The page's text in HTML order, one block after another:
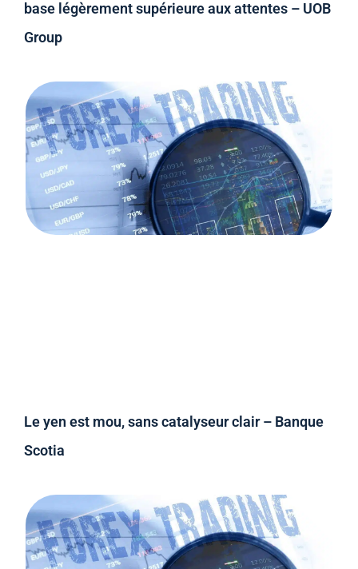
base légèrement supérieure aux attentes – UOB
Group
Le yen est mou, sans catalyseur clair – Banque
Scotia